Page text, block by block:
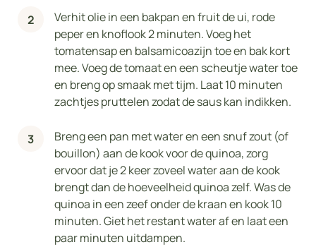
Verhit olie in een bakpan en fruit de ui, rode
peper en knoflook 2 minuten. Voeg het
tomatensap en balsamicoazijn toe en bak kort
mee. Voeg de tomaat en een scheutje water toe
en breng op smaak met tijm. Laat 10 minuten
zachtjes pruttelen zodat de saus kan indikken.
Breng een pan met water en een snuf zout (of
bouillon) aan de kook voor de quinoa, zorg
ervoor dat je 2 keer zoveel water aan de kook
brengt dan de hoeveelheid quinoa zelf. Was de
quinoa in een zeef onder de kraan en kook 10
minuten. Giet het restant water af en laat een
paar minuten uitdampen.